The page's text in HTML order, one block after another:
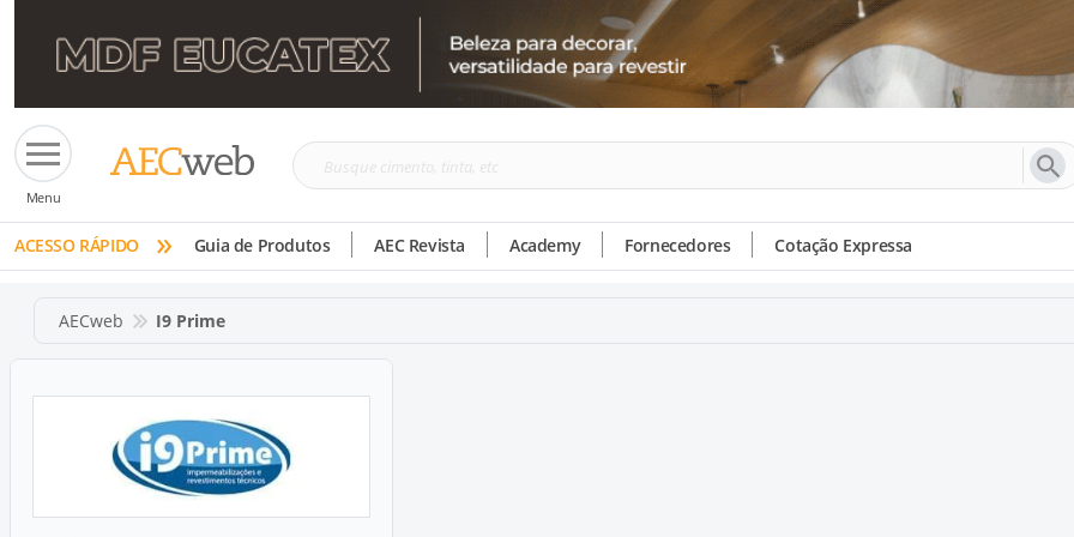
Menu
Busque
tinta,
etc
ACESSO RÁPIDO » Guia de Produtos AEC Revista Academy Fornecedores Cotação Expressa
AECweb I9 Prime